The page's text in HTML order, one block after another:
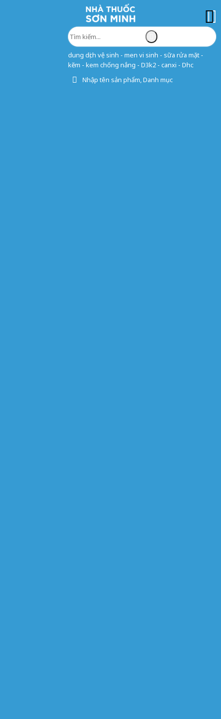
dung dịch vệ sinh - men vi sinh - sữa rửa mặt -
kẽm - kem chống nắng - D3k2 - canxi - Dhc
Nhập tên sản phẩm, Danh mục